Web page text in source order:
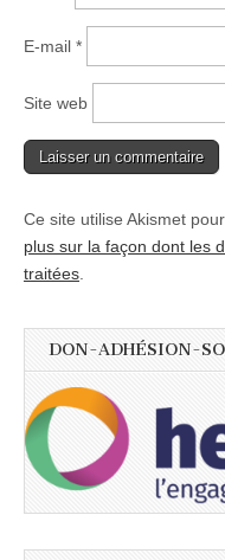
E-mail *
Site web
Ce site utilise Akismet
plus sur la façon dont les
traitées
DON-ADHÉSION-